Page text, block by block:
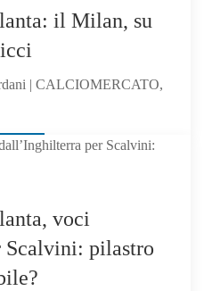
il Milan, su
| CALCIOMERCATO,
voci
Scalvini: pilastro